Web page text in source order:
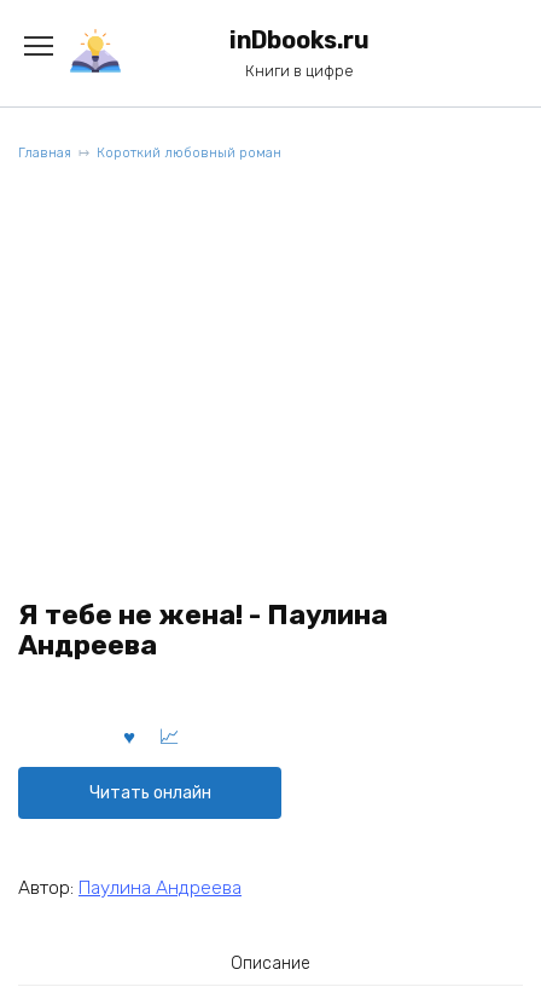
содержанию
inDbooks.ru
Книги в цифре
Главная Короткий любовный роман
Я тебе не жена! - Паулина
Андреева
Читать онлайн
Автор: Паулина Андреева
Описание